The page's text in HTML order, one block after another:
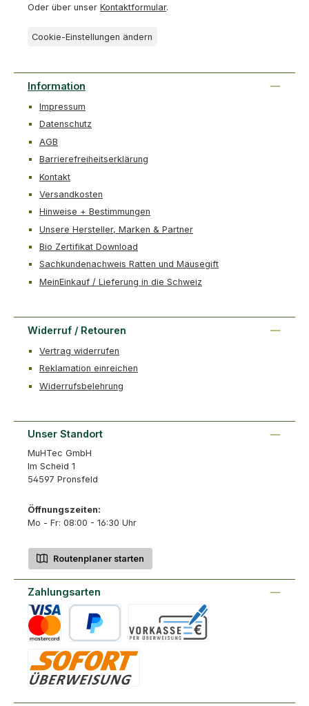
Oder über unser Kontaktformular.
Cookie-Einstellungen ändern
Information
Impressum
Datenschutz
AGB
Barrierefreiheitserklärung
Kontakt
Versandkosten
Hinweise + Bestimmungen
Unsere Hersteller, Marken & Partner
Bio Zertifikat Download
Sachkundenachweis Ratten und Mäusegift
MeinEinkauf / Lieferung in die Schweiz
Widerruf / Retouren
Vertrag widerrufen
Reklamation einreichen
Widerrufsbelehrung
Unser Standort
MuHTec GmbH
Im Scheid 1
54597 Pronsfeld
Öffnungszeiten:
Mo - Fr: 08:00 - 16:30 Uhr
Routenplaner starten
Zahlungsarten